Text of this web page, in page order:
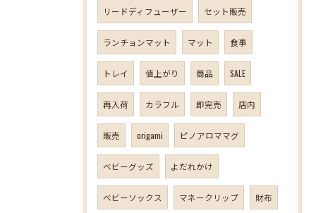
リードディフューザー セット販売
ランチョンマット マット 食事
トレイ 値上がり 商品 SALE
再入荷 カラフル 即完売 店内
販売 origami ピノアロママグ
ベビーグッズ よだれかけ
ベビーソックス マネークリップ 財布